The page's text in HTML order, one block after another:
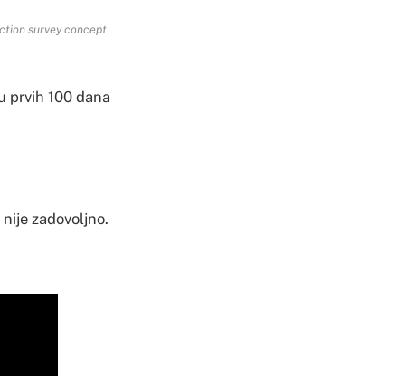
survey concept
prvih 100 dana
zadovoljno.